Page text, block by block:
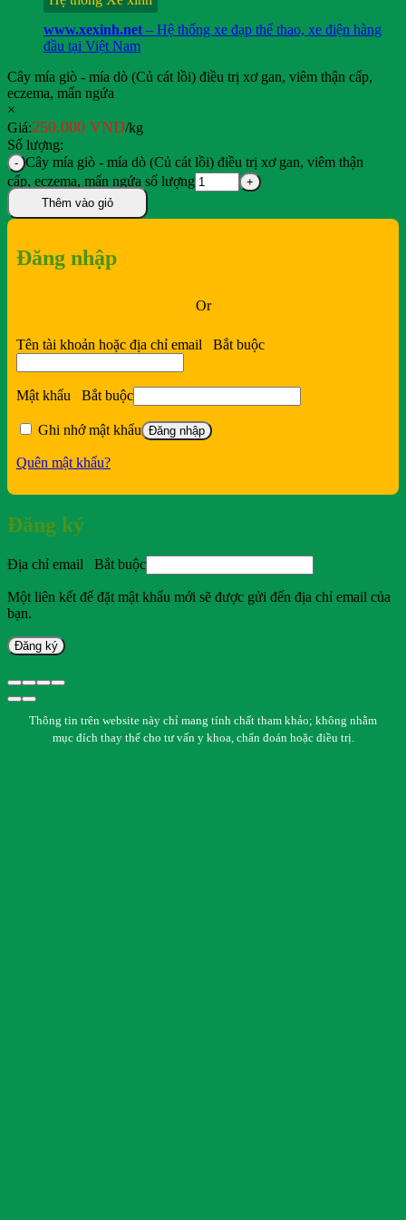
www.xexinh.net – Hệ thống xe đạp thể thao, xe điện hàng
đầu tại Việt Nam
Cây mía giò - mía dò (Củ cát lồi) điều trị xơ gan, viêm thận cấp,
eczema, mẩn ngứa
×
Giá:250.000 VND/kg
Số lượng:
Cây mía giò - mía dò (Củ cát lồi) điều trị xơ gan, viêm thận
cấp, eczema, mẩn ngứa số lượng
Thêm vào giỏ
Đăng nhập
Or
Tên tài khoản hoặc địa chỉ email Bắt buộc
Mật khẩu Bắt buộc
Ghi nhớ mật khẩu Đăng nhập
Quên mật khẩu?
Đăng ký
Địa chỉ email Bắt buộc
Một liên kết để đặt mật khẩu mới sẽ được gửi đến địa chỉ email của
bạn.
Đăng ký
Thông tin trên website này chỉ mang tính chất tham khảo; không nhằm
mục đích thay thế cho tư vấn y khoa, chẩn đoán hoặc điều trị.